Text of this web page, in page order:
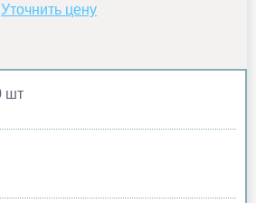
Уточнить цену
шт